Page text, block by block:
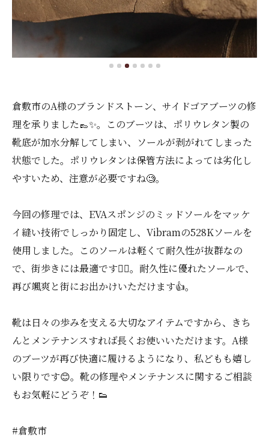
倉敷市のA様のブランドストーン、サイドゴアブーツの修
理を承りました👞✨。このブーツは、ポリウレタン製の
靴底が加水分解してしまい、ソールが剥がれてしまった
状態でした。ポリウレタンは保管方法によっては劣化し
やすいため、注意が必要ですね🧐。
今回の修理では、EVAスポンジのミッドソールをマッケ
イ縫い技術でしっかり固定し、Vibramの528Kソールを
使用しました。このソールは軽くて耐久性が抜群なの
で、街歩きには最適です🚶‍♂️。耐久性に優れたソールで、
再び颯爽と街にお出かけいただけます👍。
靴は日々の歩みを支える大切なアイテムですから、きち
んとメンテナンスすれば長くお使いいただけます。A様
のブーツが再び快適に履けるようになり、私どもも嬉し
い限りです😊。靴の修理やメンテナンスに関するご相談
もお気軽にどうぞ！👟
#倉敷市